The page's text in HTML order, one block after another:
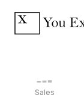
Sales